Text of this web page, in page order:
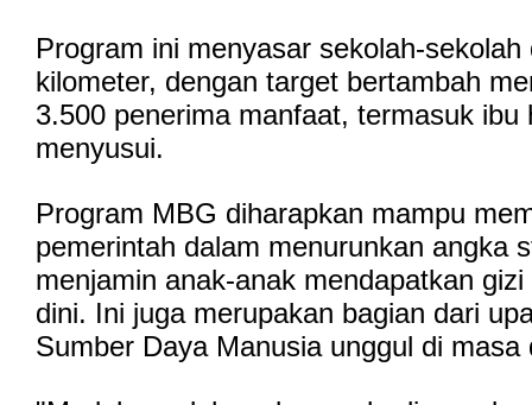
Program ini menyasar sekolah-
kilometer, dengan target bertambah
3.500 penerima manfaat, termasuk ibu
menyusui.
Program MBG diharapkan mampu
pemerintah dalam menurunkan angka
menjamin anak-anak mendapatkan
dini. Ini juga merupakan bagian dari
Sumber Daya Manusia unggul di masa